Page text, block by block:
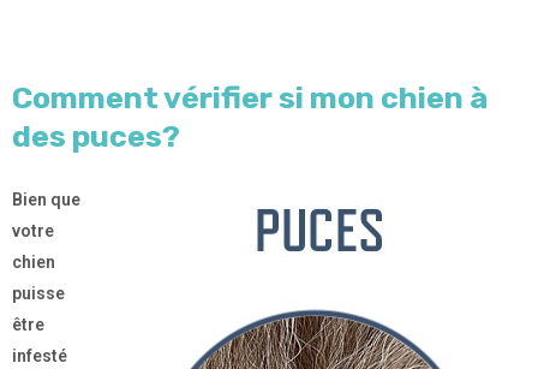
Comment vérifier si mon chien à
des puces?
Bien que
votre
chien
puisse
être
infesté